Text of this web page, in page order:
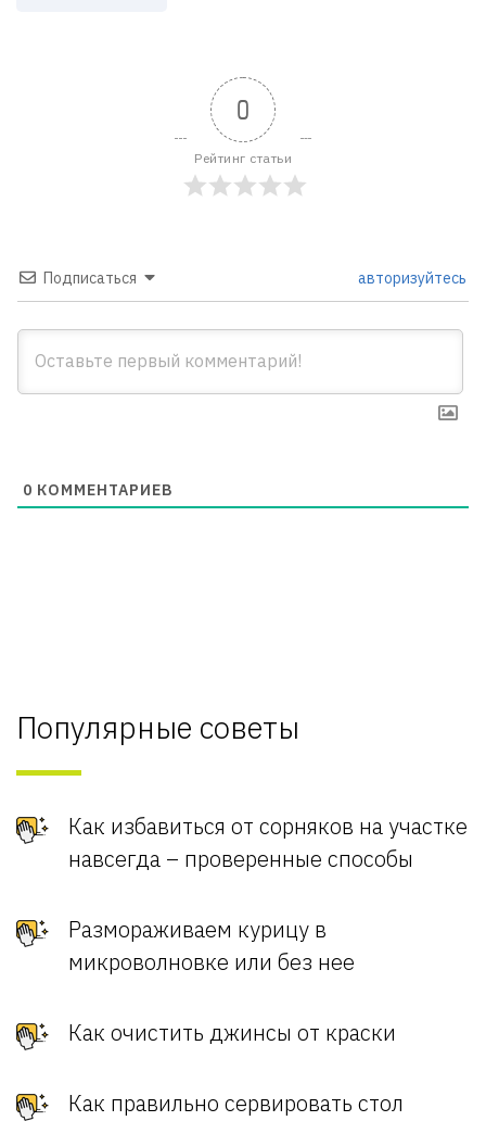
0
Рейтинг статьи
Подписаться авторизуйтесь
0 КОММЕНТАРИЕВ
Популярные советы
Как избавиться от сорняков на участке
навсегда – проверенные способы
Размораживаем курицу в
микроволновке или без нее
Как очистить джинсы от краски
Как правильно сервировать стол